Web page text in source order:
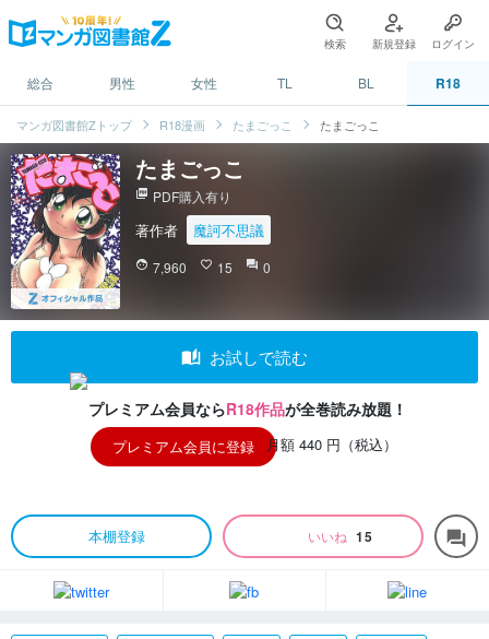
検索 新規登録 ログイン
総合 男性 女性 TL BL R18
マンガ図書館Zトップ R18漫画 たまごっこ たまごっこ
たまごっこ
picture_as_pdf PDF購入有り
著作者 魔訶不思議
face 7,960 favorite_border 15 question_answer 0
auto_stories お試しで読む
プレミアム会員ならR18作品が全巻読み放題！
プレミアム会員に登録 月額 440 円（税込）
本棚登録 いいね 15 forum